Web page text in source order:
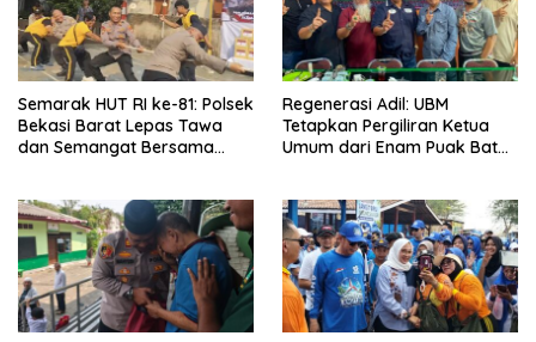
Semarak HUT RI ke-81: Polsek
Bekasi Barat Lepas Tawa
dan Semangat Bersama
Regenerasi Adil: UBM
Tetapkan Pergiliran Ketua
Umum dari Enam Puak Batak